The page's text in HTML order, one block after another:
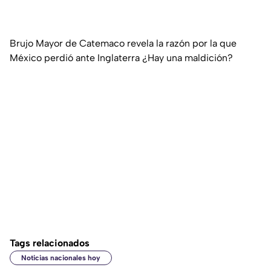
Brujo Mayor de Catemaco revela la razón por la que
México perdió ante Inglaterra ¿Hay una maldición?
Tags relacionados
Noticias nacionales hoy